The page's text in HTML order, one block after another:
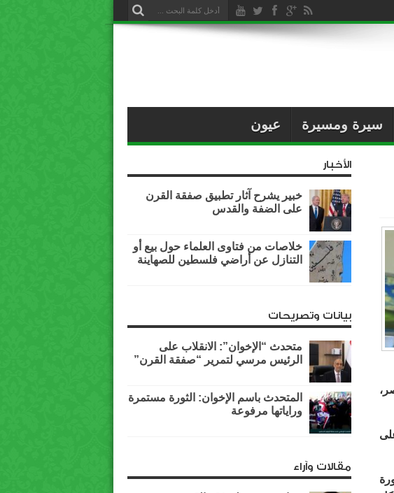
سيرة ومسيرة عيون
مصر،
الأخبار
خبير يشرح آثار تطبيق صفقة القرن
على الضفة والقدس
خلاصات من فتاوى العلماء حول بيع أو
التنازل عن أراضي فلسطين للصهاينة
بيانات وتصريحات
متحدث “الإخوان”: الانقلاب على
الرئيس مرسي لتمرير “صفقة القرن”
المتحدث باسم الإخوان: الثورة مستمرة
وراياتها مرفوعة
مقالات وآراء